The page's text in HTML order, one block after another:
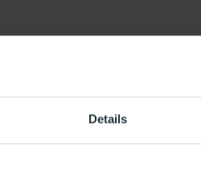
Details